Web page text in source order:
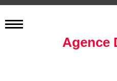
Agence